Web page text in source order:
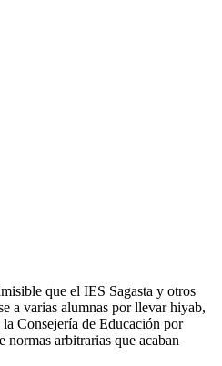
que el IES Sagasta y otros
a varias alumnas por llevar hiyab,
Consejería de Educación por
arbitrarias que acaban